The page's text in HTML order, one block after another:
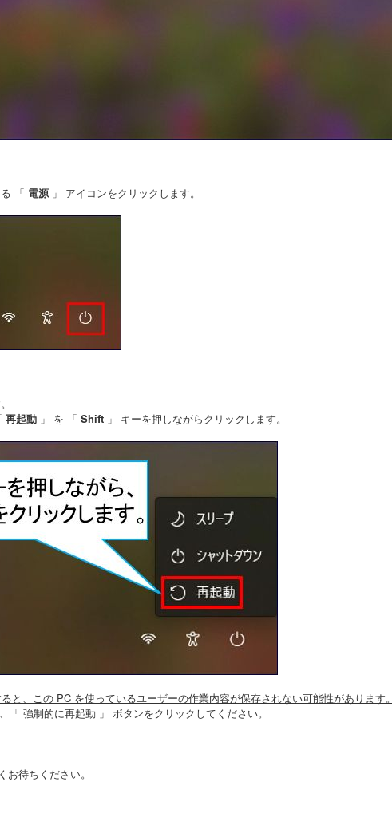
「 電源」 アイコンをクリックします。
再起動 」 を 「 Shift 」 キーを押しながらクリックします。
ると、この PC を使っているユーザーの作業内容が保存されない可能性があります
、「 強制的に再起動 」 ボタンをクリックしてください。
待ちください。